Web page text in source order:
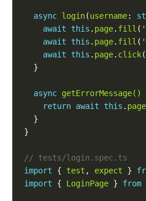
async login(username:
await
this . page. fill (
await
this . page. fill (
await
this . page. click(
async getErrorMessage()
return await this . page
import { test , expect }
import { LoginPage } from